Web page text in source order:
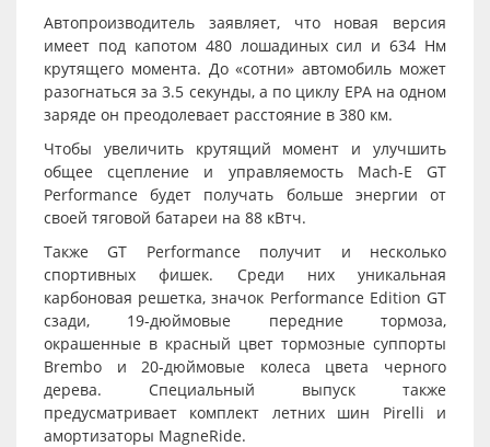
Автопроизводитель заявляет, что новая версия
имеет под капотом 480 лошадиных сил и 634 Нм
крутящего момента. До «сотни» автомобиль может
разогнаться за 3.5 секунды, а по циклу EPA на одном
заряде он преодолевает расстояние в 380 км.
Чтобы увеличить крутящий момент и улучшить
общее сцепление и управляемость Mach-E GT
Performance будет получать больше энергии от
своей тяговой батареи на 88 кВтч.
Также GT Performance получит и несколько
спортивных фишек. Среди них уникальная
карбоновая решетка, значок Performance Edition GT
сзади, 19-дюймовые передние тормоза,
окрашенные в красный цвет тормозные суппорты
Brembo и 20-дюймовые колеса цвета черного
дерева. Специальный выпуск также
предусматривает комплект летних шин Pirelli и
амортизаторы MagneRide.